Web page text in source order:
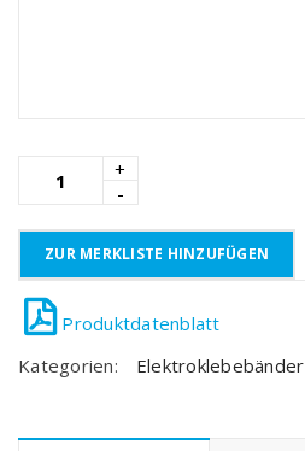
ZUR MERKLISTE HINZUFÜGEN
Kategorien: Elektroklebebänder